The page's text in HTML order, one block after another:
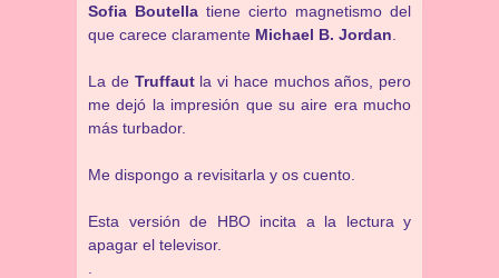
Sofia Boutella tiene cierto magnetismo del
que carece claramente Michael B. Jordan
La de Truffautla vi hace muchos años, pero
me dejó la impresión que su aire era mucho
más turbador.
Me dispongo a revisitarla y os cuento.
Esta versión de HBO incita a la lectura y
apagar el televisor.